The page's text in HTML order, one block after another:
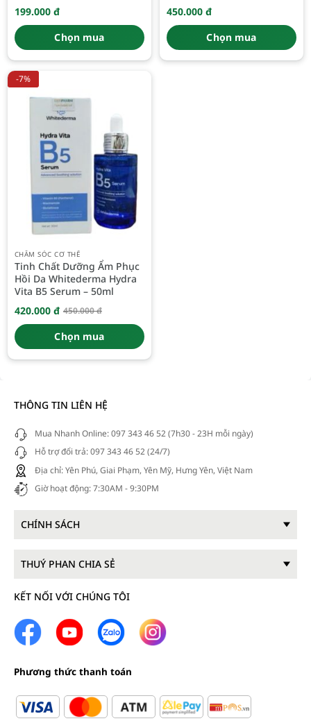
199.000 đ
Chọn mua
450.000 đ
Chọn mua
-7%
CHĂM SÓC CƠ THỂ
Tinh Chất Dưỡng Ẩm Phục
Hồi Da Whitederma Hydra
Vita B5 Serum – 50ml
450.000đ
Giá
gốc
là:
450.000 đ.
420.000 đ
Giá
hiện
tại
là:
420.000 đ.
Chọn mua
THÔNG TIN LIÊN HỆ
Mua Nhanh Online: 097 343 46 52 (7h30 - 23H mỗi ngày)
Hỗ trợ đổi trả: 097 343 46 52 (24/7)
Địa chỉ: Yên Phú, Giai Phạm, Yên Mỹ, Hưng Yên, Việt Nam
Giờ hoạt động: 7:30AM - 9:30PM
CHÍNH SÁCH
THUÝ PHAN CHIA SẺ
KẾT NỐI VỚI CHÚNG TÔI
Phương thức thanh toán